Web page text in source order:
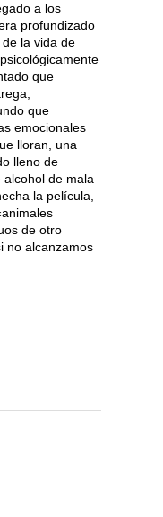
a los
profundizado
la vida de
que
que
emocionales
lloran, una
lleno de
de mala
la película,
de otro
no alcanzamos